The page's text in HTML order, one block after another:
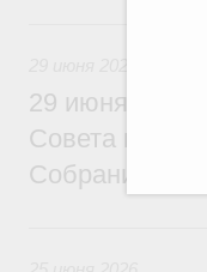
29 июня
Совета
Собрания